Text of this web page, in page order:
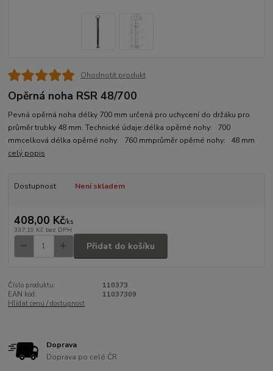
Ohodnotit produkt
Opěrná noha RSR 48/700
Pevná opěrná noha délky 700 mm určená pro uchycení do držáku pro
průměr trubky 48 mm. Technické údaje:délka opěrné nohy: 700
mmcelková délka opěrné nohy: 760 mmprůměr opěrné nohy: 48 mm
celý popis
Dostupnost Není skladem
408,00 Kč/ks
337,19 Kč bez DPH
Přidat do košíku
Číslo produktu:
110373
EAN kód:
11037309
Hlídat cenu / dostupnost
Doprava
Doprava po celé ČR